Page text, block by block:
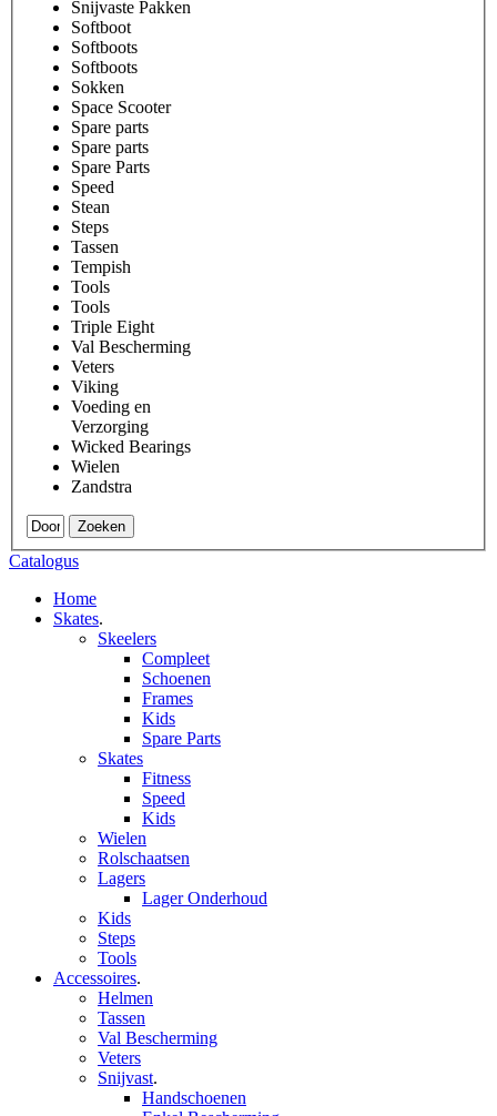
Snijvaste Pakken
Softboot
Softboots
Softboots
Sokken
Space Scooter
Spare parts
Spare parts
Spare Parts
Speed
Stean
Steps
Tassen
Tempish
Tools
Tools
Triple Eight
Val Bescherming
Veters
Viking
Voeding en
Verzorging
Wicked Bearings
Wielen
Zandstra
Zoeken
Catalogus
Home
Skates.
Skeelers
Compleet
Schoenen
Frames
Kids
Spare Parts
Skates
Fitness
Speed
Kids
Wielen
Rolschaatsen
Lagers
Lager Onderhoud
Kids
Steps
Tools
Accessoires.
Helmen
Tassen
Val Bescherming
Veters
Snijvast.
Handschoenen